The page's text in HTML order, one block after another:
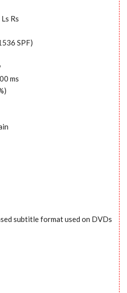
Rs
SPF)
ms
subtitle format used on DVDs